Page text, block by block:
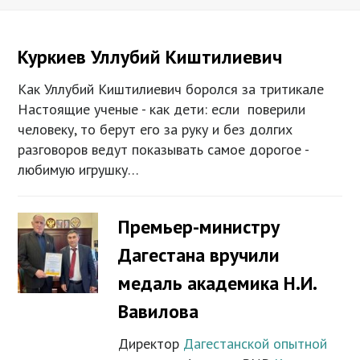
Куркиев Уллубий Киштилиевич
Как Уллубий Киштилиевич боролся за тритикале
Настоящие ученые - как дети: если поверили
человеку, то берут его за руку и без долгих
разговоров ведут показывать самое дорогое -
любимую игрушку…
Премьер-министру
Дагестана вручили
медаль академика Н.И.
Вавилова
Директор Дагестанской опытной